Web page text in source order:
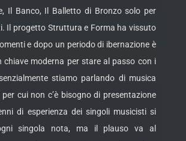
Il Banco, Il Balletto di Bronzo solo per
Il progetto Struttura e Forma ha vissuto
e dopo un periodo di ibernazione è
chiave moderna per stare al passo con i
stiamo parlando di musica
per cui non c’è bisogno di presentazione
di esperienza dei singoli musicisti si
singola nota, ma il plauso va al